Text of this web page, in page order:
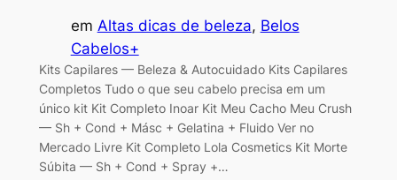
em Altas dicas de beleza, Belos
Cabelos+
Kits Capilares — Beleza & Autocuidado Kits Capilares
Completos Tudo o que seu cabelo precisa em um
único kit Kit Completo Inoar Kit Meu Cacho Meu Crush
— Sh + Cond + Másc + Gelatina + Fluido Ver no
Mercado Livre Kit Completo Lola Cosmetics Kit Morte
Súbita — Sh + Cond + Spray +…